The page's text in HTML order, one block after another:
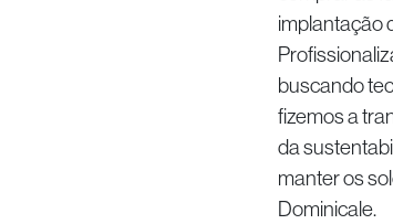
implantação
buscando
fizemos a
da
manter os
Dominicale.